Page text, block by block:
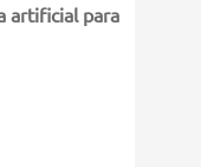
artificial para